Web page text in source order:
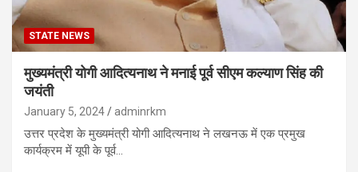
STATE NEWS
मुख्यमंत्री योगी आदित्यनाथ ने मनाई पूर्व सीएम कल्याण सिंह की
जयंती
January 5, 2024 adminrkm
उत्तर प्रदेश के मुख्यमंत्री योगी आदित्यनाथ ने लखनऊ में एक प्रमुख
कार्यक्रम में यूपी के पूर्व…